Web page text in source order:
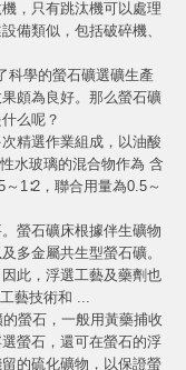
，只有跳汰機可以處理
備類似，包括破碎機、
科學的螢石礦選礦生產
頗為良好。那么螢石礦
么呢？
精選作業組成，以油酸
水玻璃的混合物作為 含
1∶2，聯合用量為0.5～
螢石礦床根據伴生礦物
多金屬共生型螢石礦。
此，浮選工藝及藥劑也
藝技術和 ...
螢石，一般用黃藥捕收
螢石，還可在螢石的浮
的硫化礦物，以保證螢